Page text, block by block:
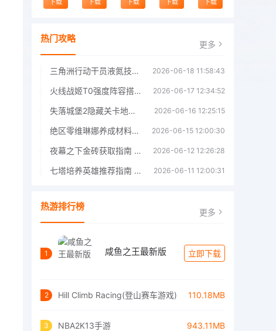
下载 下载 下载 下载 下载
热门攻略 更多
三角洲行动干员液氮技能效果详解 三角洲行动干员液氮技能介绍 2026-06-18 11:58:43
火线战姬T0强度阵容搭配推荐 火线战姬T0强度阵容哪个好 2026-06-17 12:34:52
失落城堡2隐藏关卡地图解锁指南 2026-06-16 12:25:15
绝区零维琳娜养成材料汇总指南 2026-06-15 12:00:30
夜幕之下金砖获取指南 夜幕之下金砖获取方法 2026-06-12 12:26:28
七塔培养英雄推荐指南 七塔培养哪个英雄好 2026-06-11 12:00:31
热游排行榜 更多
1 咸鱼之王最新版 立即下载
2 Hill Climb Racing(登山赛车游戏) 110.18MB
3 NBA2K13手游 943.11MB